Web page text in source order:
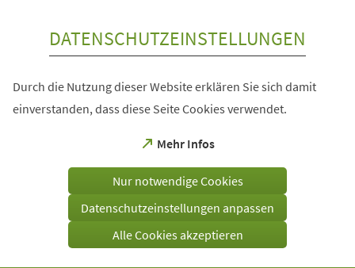
DATENSCHUTZEINSTELLUNGEN
Durch die Nutzung dieser Website erklären Sie sich damit
einverstanden, dass diese Seite Cookies verwendet.
Mehr Infos
(Öffnet
einem
Tab)
Nur notwendige Cookies
Datenschutzeinstellungen anpassen
Alle Cookies akzeptieren